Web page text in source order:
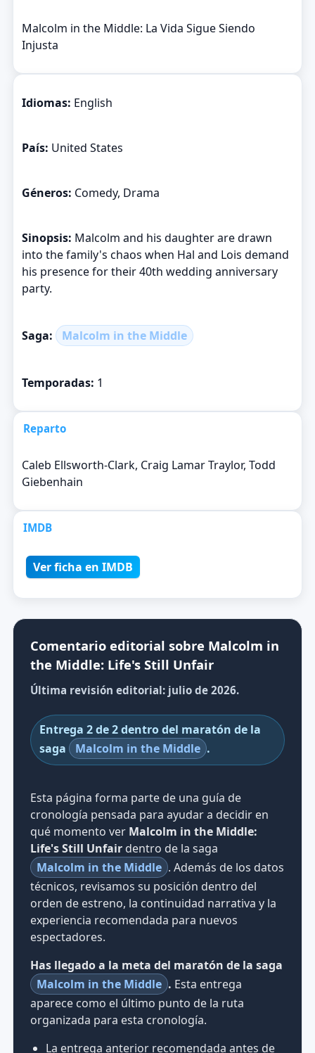
Malcolm in the Middle: La Vida Sigue Siendo
Injusta
Idiomas: English
País: United States
Géneros: Comedy, Drama
Sinopsis: Malcolm and his daughter are drawn
into the family's chaos when Hal and Lois demand
his presence for their 40th wedding anniversary
party.
Saga: Malcolm in the Middle
Temporadas: 1
Reparto
Caleb Ellsworth-Clark, Craig Lamar Traylor, Todd
Giebenhain
IMDB
Ver ficha en IMDB
Comentario editorial sobre Malcolm in
the Middle: Life's Still Unfair
Última revisión editorial: julio de 2026.
Entrega 2 de 2 dentro del maratón de la
saga
Malcolm in the Middle .
Esta página forma parte de una guía de
cronología pensada para ayudar a decidir en
qué momento ver Malcolm in the Middle:
Life's Still Unfairdentro de la saga
Malcolm in the Middle . Además de los datos
técnicos, revisamos su posición dentro del
orden de estreno, la continuidad narrativa y la
experiencia recomendada para nuevos
espectadores.
Has llegado a la meta del maratón de la saga
Malcolm in the Middle . Esta entrega
aparece como el último punto de la ruta
organizada para esta cronología.
La entrega anterior recomendada antes de